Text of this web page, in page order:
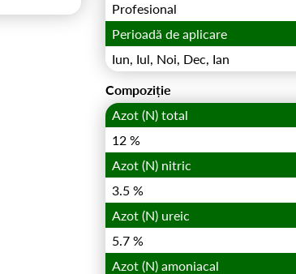
Profesional
Perioadă de aplicare
Iun, Iul, Noi, Dec, Ian
Compoziție
Azot (N) total
12 %
Azot (N) nitric
3.5 %
Azot (N) ureic
5.7 %
Azot (N) amoniacal